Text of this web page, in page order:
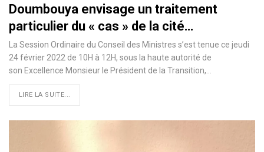
Doumbouya envisage un traitement
particulier du « cas » de la cité…
La Session Ordinaire du Conseil des Ministres s’est tenue ce jeudi
24 février 2022 de 10H à 12H, sous la haute autorité de
son Excellence Monsieur le Président de la Transition,…
LIRE LA SUITE...